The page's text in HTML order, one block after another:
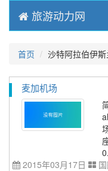
旅游动力网
首页 沙特阿拉伯伊
麦加机场
2015年03月17日